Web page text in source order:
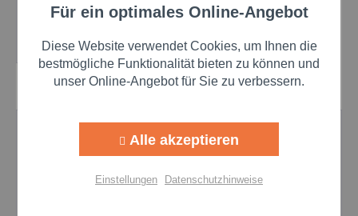
Preis auf Anfrage
Anwendungsgebiete von PARALIQ 91
Für ein optimales Online-Angebot
Diese Website verwendet Cookies, um Ihnen die
bestmögliche Funktionalität bieten zu können und
unser Online-Angebot für Sie zu verbessern.
Alle akzeptieren
Einstellungen Datenschutzhinweise